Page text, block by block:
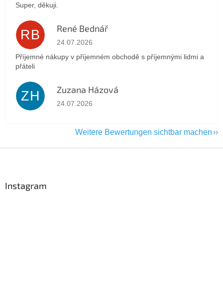
Super, děkuji.
RB René Bednář
Die Shop-Bewertung beträgt 5 von 5 Sternen.
24.07.2026
Příjemné nákupy v příjemném obchodě s příjemnými lidmi a
přáteli
ZH Zuzana Házová
Die Shop-Bewertung beträgt 5 von 5 Sternen.
24.07.2026
Weitere Bewertungen sichtbar machen
Instagram